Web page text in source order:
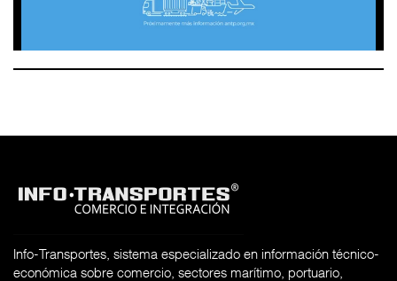
Info-Transportes, sistema especializado en información técnico-
económica sobre comercio, sectores marítimo, portuario,